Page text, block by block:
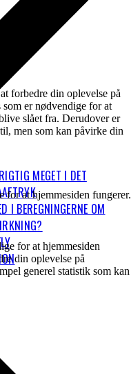
MEGET I DET
I BEREGNINGERNE OM
forbedre din oplevelse på
er nødvendige for at
slået fra. Derudover er
men som kan påvirke din
for at hjemmesiden fungerer.
for at hjemmesiden
din oplevelse på
generel statistik som kan